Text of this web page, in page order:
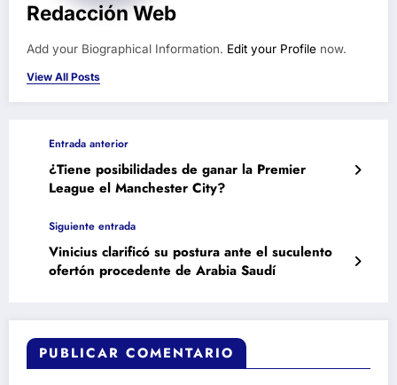
Redacción Web
Add your Biographical Information. Edit your Profile now.
View All Posts
Entrada anterior
¿Tiene posibilidades de ganar la Premier
League el Manchester City?
Siguiente entrada
Vinicius clarificó su postura ante el suculento
ofertón procedente de Arabia Saudí
PUBLICAR COMENTARIO